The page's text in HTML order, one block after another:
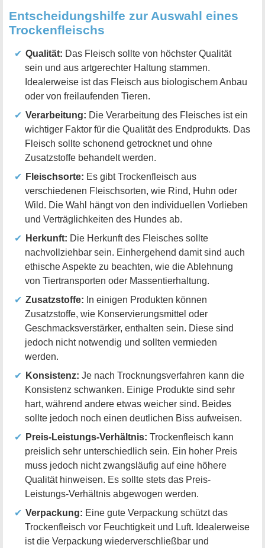
Entscheidungshilfe zur Auswahl eines
Trockenfleischs
Qualität: Das Fleisch sollte von höchster Qualität
sein und aus artgerechter Haltung stammen.
Idealerweise ist das Fleisch aus biologischem Anbau
oder von freilaufenden Tieren.
Verarbeitung: Die Verarbeitung des Fleisches ist ein
wichtiger Faktor für die Qualität des Endprodukts. Das
Fleisch sollte schonend getrocknet und ohne
Zusatzstoffe behandelt werden.
Fleischsorte: Es gibt Trockenfleisch aus
verschiedenen Fleischsorten, wie Rind, Huhn oder
Wild. Die Wahl hängt von den individuellen Vorlieben
und Verträglichkeiten des Hundes ab.
Herkunft: Die Herkunft des Fleisches sollte
nachvollziehbar sein. Einhergehend damit sind auch
ethische Aspekte zu beachten, wie die Ablehnung
von Tiertransporten oder Massentierhaltung.
Zusatzstoffe: In einigen Produkten können
Zusatzstoffe, wie Konservierungsmittel oder
Geschmacksverstärker, enthalten sein. Diese sind
jedoch nicht notwendig und sollten vermieden
werden.
Konsistenz: Je nach Trocknungsverfahren kann die
Konsistenz schwanken. Einige Produkte sind sehr
hart, während andere etwas weicher sind. Beides
sollte jedoch noch einen deutlichen Biss aufweisen.
Preis-Leistungs-Verhältnis: Trockenfleisch kann
preislich sehr unterschiedlich sein. Ein hoher Preis
muss jedoch nicht zwangsläufig auf eine höhere
Qualität hinweisen. Es sollte stets das Preis-
Leistungs-Verhältnis abgewogen werden.
Verpackung: Eine gute Verpackung schützt das
Trockenfleisch vor Feuchtigkeit und Luft. Idealerweise
ist die Verpackung wiederverschließbar und